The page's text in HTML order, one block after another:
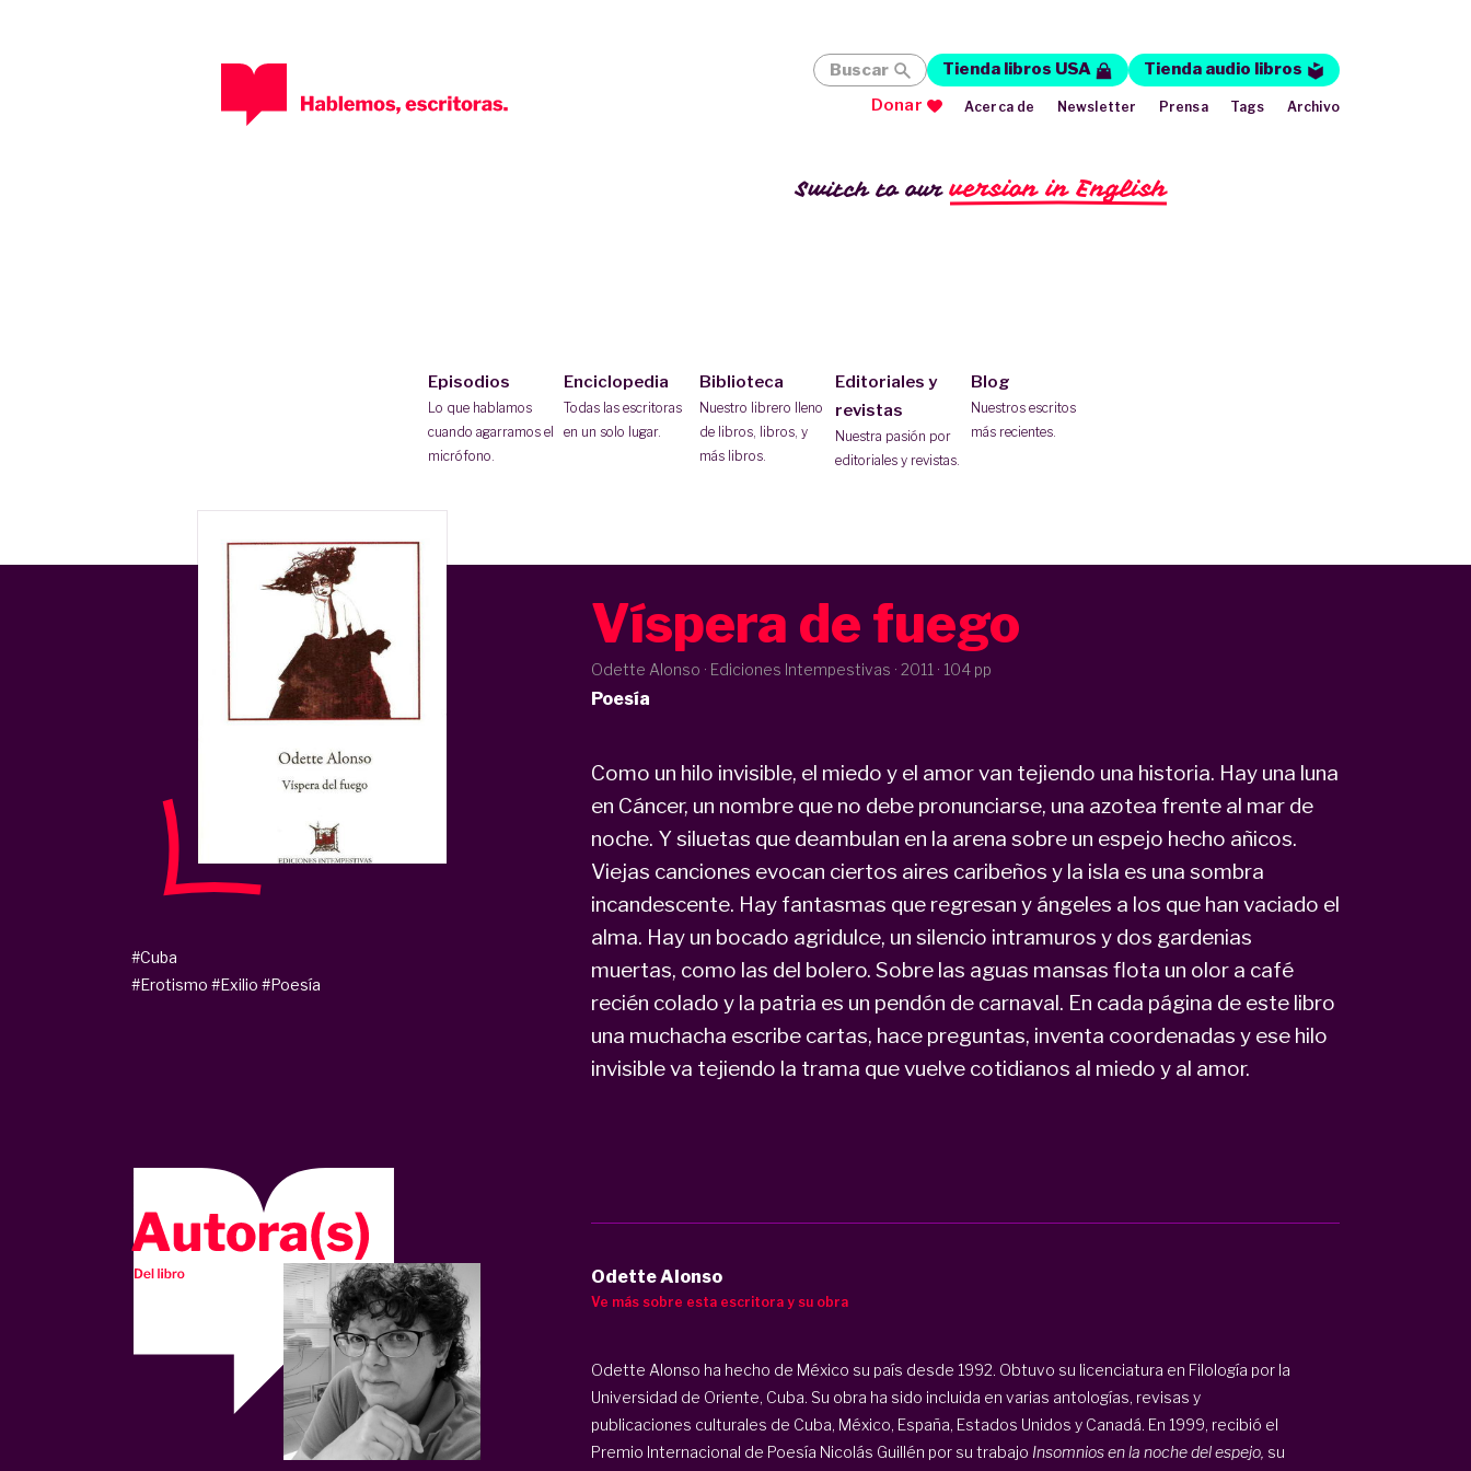
Switch to ourversion in English
Episodios
Lo que hablamos
cuando agarramos el
micrófono.
Enciclopedia
Todas las escritoras
en un solo lugar.
Biblioteca
Nuestro librero lleno
de libros, libros, y
más libros.
Editoriales y
revistas
Nuestra pasión por
editoriales y revistas.
Blog
Nuestros escritos
más recientes.
Buscar Tienda libros USA
Tienda audio libros
Donar
Acerca de Newsletter Prensa Tags Archivo
Víspera de fuego
Odette Alonso · Ediciones Intempestivas · 2011 · 104 pp
Poesía
Como un hilo invisible, el miedo y el amor van tejiendo una historia. Hay una luna
en Cáncer, un nombre que no debe pronunciarse, una azotea frente al mar de
noche. Y siluetas que deambulan en la arena sobre un espejo hecho añicos.
Viejas canciones evocan ciertos aires caribeños y la isla es una sombra
incandescente. Hay fantasmas que regresan y ángeles a los que han vaciado el
alma. Hay un bocado agridulce, un silencio intramuros y dos gardenias
muertas, como las del bolero. Sobre las aguas mansas flota un olor a café
recién colado y la patria es un pendón de carnaval. En cada página de este libro
una muchacha escribe cartas, hace preguntas, inventa coordenadas y ese hilo
invisible va tejiendo la trama que vuelve cotidianos al miedo y al amor.
#Cuba
#Erotismo #Exilio #Poesía
Odette Alonso
Ve más sobre esta escritora y su obra
Odette Alonso ha hecho de México su país desde 1992. Obtuvo su licenciatura en Filología por la
Universidad de Oriente, Cuba. Su obra ha sido incluida en varias antologías, revisas y
publicaciones culturales de Cuba, México, España, Estados Unidos y Canadá. En 1999, recibió el
Premio Internacional de Poesía Nicolás Guillén por su trabajo Insomnios en la noche del espejo, su